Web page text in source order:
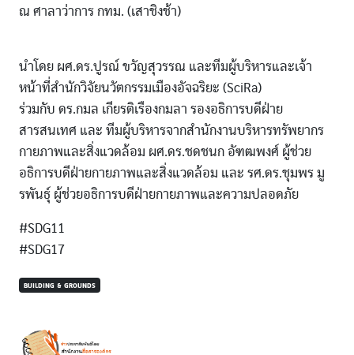
ณ ศาลาว่าการ กทม. (เสาชิงช้า)
นำโดย ผศ.ดร.ปูรณ์ ขวัญสุวรรณ และทีมผู้บริหารและเจ้า
หน้าที่สำนักวิจัยนวัตกรรมเมืองอัจฉริยะ (SciRa)
ร่วมกับ ดร.กมล เกียรติเรืองกมลา รองอธิการบดีฝ่าย
สารสนเทศ และ ทีมผู้บริหารจากสำนักงานบริหารทรัพยากร
กายภาพและสิ่งแวดล้อม ผศ.ดร.ชดชนก อัฑฒพงศ์ ผู้ช่วย
อธิการบดีฝ่ายกายภาพและสิ่งแวดล้อม และ รศ.ดร.ชุมพร มู
รพันธุ์ ผู้ช่วยอธิการบดีฝ่ายกายภาพและความปลอดภัย
#SDG11
#SDG17
BUILDING & GROUNDS